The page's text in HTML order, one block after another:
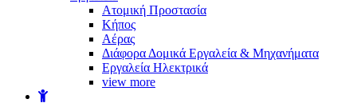
Aτομική Προστασία
Kήπος
Αέρας
Διάφορα Δομικά Εργαλεία & Μηχανήματα
Εργαλεία Ηλεκτρικά
view more